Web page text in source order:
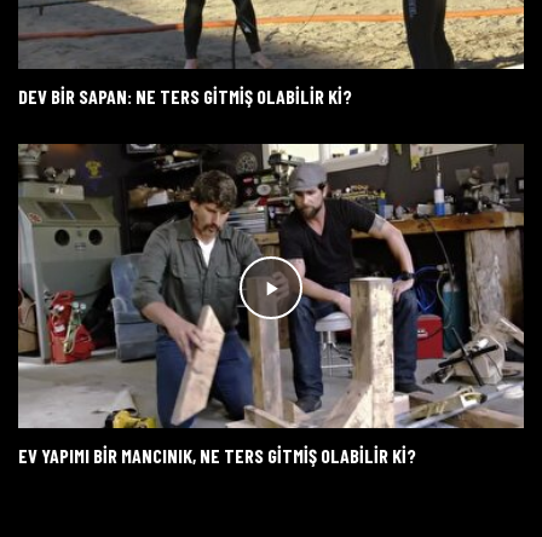
DEV BIR SAPAN: NE TERS GITMIŞ OLABILIR KI?
EV YAPIMI BIR MANCINIK, NE TERS GITMIŞ OLABILIR KI?